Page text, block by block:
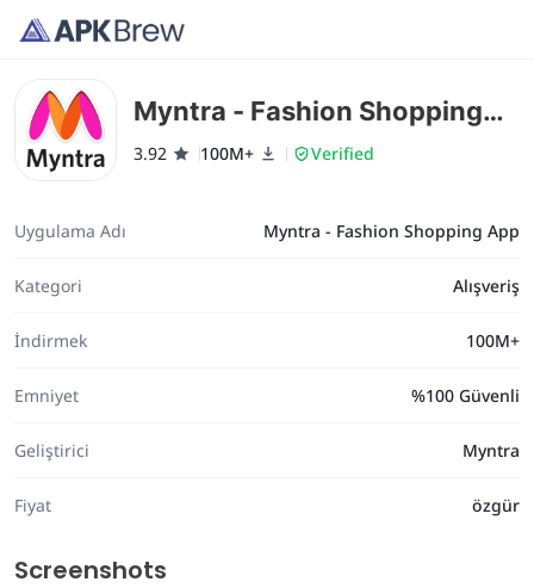
Myntra - Fashion Shopping
App
3.92 100M+ Verified
Uygulama Adı Myntra - Fashion Shopping App
Kategori Alışveriş
İndirmek 100M+
Emniyet %100 Güvenli
Geliştirici Myntra
Fiyat özgür
Screenshots